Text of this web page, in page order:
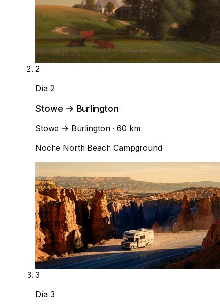
2
Día 2
Stowe → Burlington
Stowe → Burlington · 60 km
Noche North Beach Campground
3
Día 3